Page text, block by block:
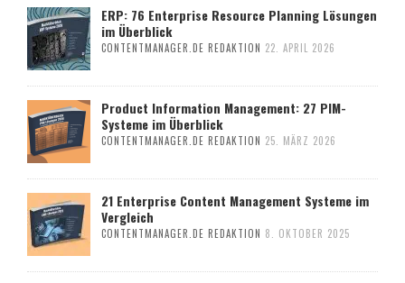
ERP: 76 Enterprise Resource Planning Lösungen
im Überblick
CONTENTMANAGER.DE REDAKTION 22. APRIL 2026
Product Information Management: 27 PIM-
Systeme im Überblick
CONTENTMANAGER.DE REDAKTION 25. MÄRZ 2026
21 Enterprise Content Management Systeme im
Vergleich
CONTENTMANAGER.DE REDAKTION 8. OKTOBER 2025